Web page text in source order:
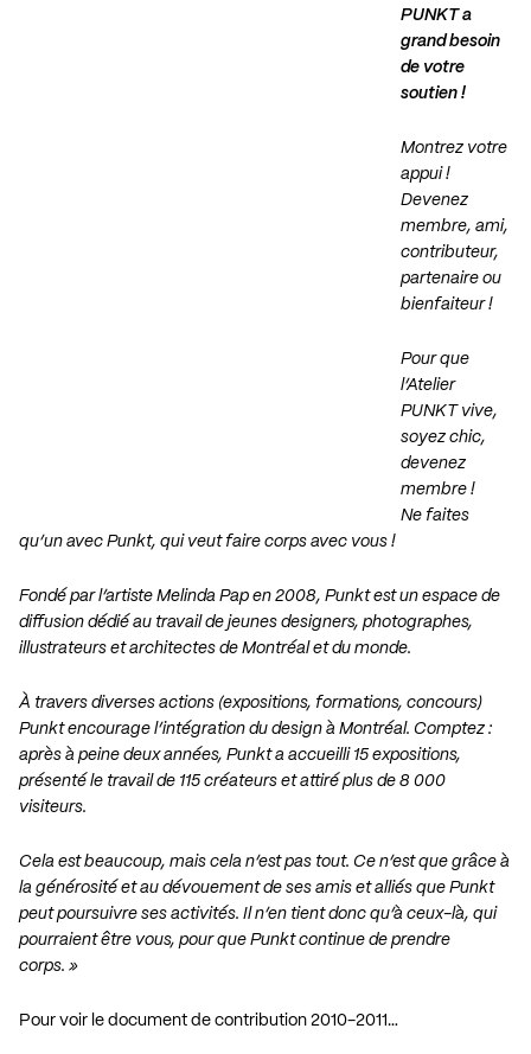
PUNKT a
grand besoin
de votre
soutien !
Montrez votre
appui !
Devenez
membre, ami,
contributeur,
partenaire ou
bienfaiteur !
Pour que
l’Atelier
PUNKT vive,
soyez chic,
devenez
membre !
Ne faites
qu’un avec Punkt, qui veut faire corps avec vous !
Fondé par l’artiste Melinda Pap en 2008, Punkt est un espace de
diffusion dédié au travail de jeunes designers, photographes,
illustrateurs et architectes de Montréal et du monde.
À travers diverses actions (expositions, formations, concours)
Punkt encourage l’intégration du design à Montréal. Comptez :
après à peine deux années, Punkt a accueilli 15 expositions,
présenté le travail de 115 créateurs et attiré plus de 8 000
visiteurs.
Cela est beaucoup, mais cela n’est pas tout. Ce n’est que grâce à
la générosité et au dévouement de ses amis et alliés que Punkt
peut poursuivre ses activités. Il n’en tient donc qu’à ceux-là, qui
pourraient être vous, pour que Punkt continue de prendre
corps. »
Pour voir le document de contribution 2010-2011…